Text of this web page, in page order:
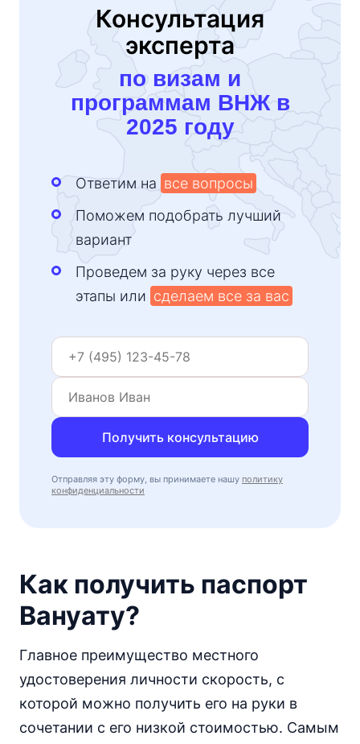
Консультация
эксперта
по визам и
программам ВНЖ в
2025 году
Ответим на все вопросы
Поможем подобрать лучший
вариант
Проведем за руку через все
этапы или сделаем все за вас
Получить консультацию
Отправляя эту форму, вы принимаете нашу политику
конфиденциальности
Как получить паспорт
Вануату?
Главное преимущество местного
удостоверения личности скорость, с
которой можно получить его на руки в
сочетании с его низкой стоимостью. Самым